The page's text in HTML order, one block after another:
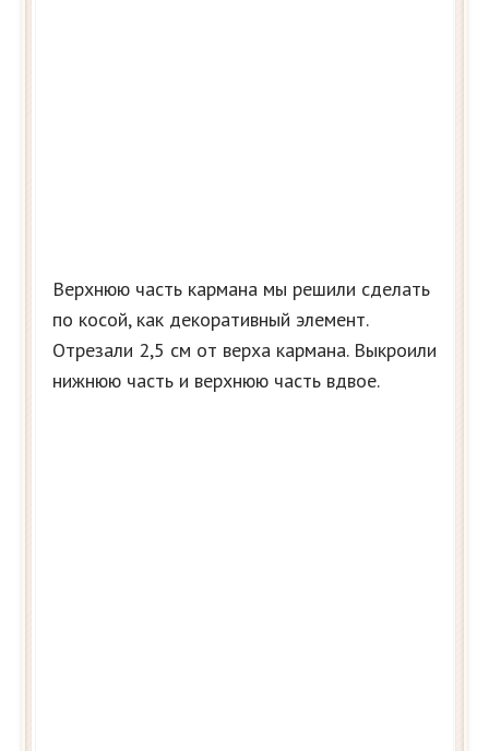
Верхнюю часть кармана мы решили сделать
по косой, как декоративный элемент.
Отрезали 2,5 см от верха кармана. Выкроили
нижнюю часть и верхнюю часть вдвое.